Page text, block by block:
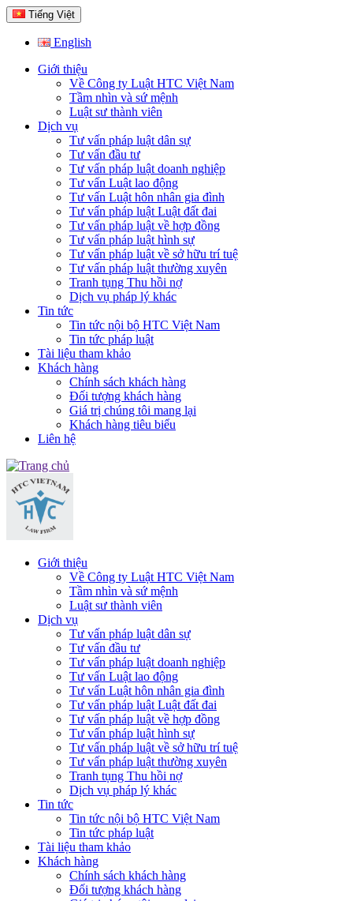
Tiếng Việt
English
Giới thiệu
Về Công ty Luật HTC Việt Nam
Tầm nhìn và sứ mệnh
Luật sư thành viên
Dịch vụ
Tư vấn pháp luật dân sự
Tư vấn đầu tư
Tư vấn pháp luật doanh nghiệp
Tư vấn Luật lao động
Tư vấn Luật hôn nhân gia đình
Tư vấn pháp luật Luật đất đai
Tư vấn pháp luật về hợp đồng
Tư vấn pháp luật hình sự
Tư vấn pháp luật về sở hữu trí tuệ
Tư vấn pháp luật thường xuyên
Tranh tụng Thu hồi nợ
Dịch vụ pháp lý khác
Tin tức
Tin tức nội bộ HTC Việt Nam
Tin tức pháp luật
Tài liệu tham khảo
Khách hàng
Chính sách khách hàng
Đối tượng khách hàng
Giá trị chúng tôi mang lại
Khách hàng tiêu biểu
Liên hệ
Giới thiệu
Về Công ty Luật HTC Việt Nam
Tầm nhìn và sứ mệnh
Luật sư thành viên
Dịch vụ
Tư vấn pháp luật dân sự
Tư vấn đầu tư
Tư vấn pháp luật doanh nghiệp
Tư vấn Luật lao động
Tư vấn Luật hôn nhân gia đình
Tư vấn pháp luật Luật đất đai
Tư vấn pháp luật về hợp đồng
Tư vấn pháp luật hình sự
Tư vấn pháp luật về sở hữu trí tuệ
Tư vấn pháp luật thường xuyên
Tranh tụng Thu hồi nợ
Dịch vụ pháp lý khác
Tin tức
Tin tức nội bộ HTC Việt Nam
Tin tức pháp luật
Tài liệu tham khảo
Khách hàng
Chính sách khách hàng
Đối tượng khách hàng